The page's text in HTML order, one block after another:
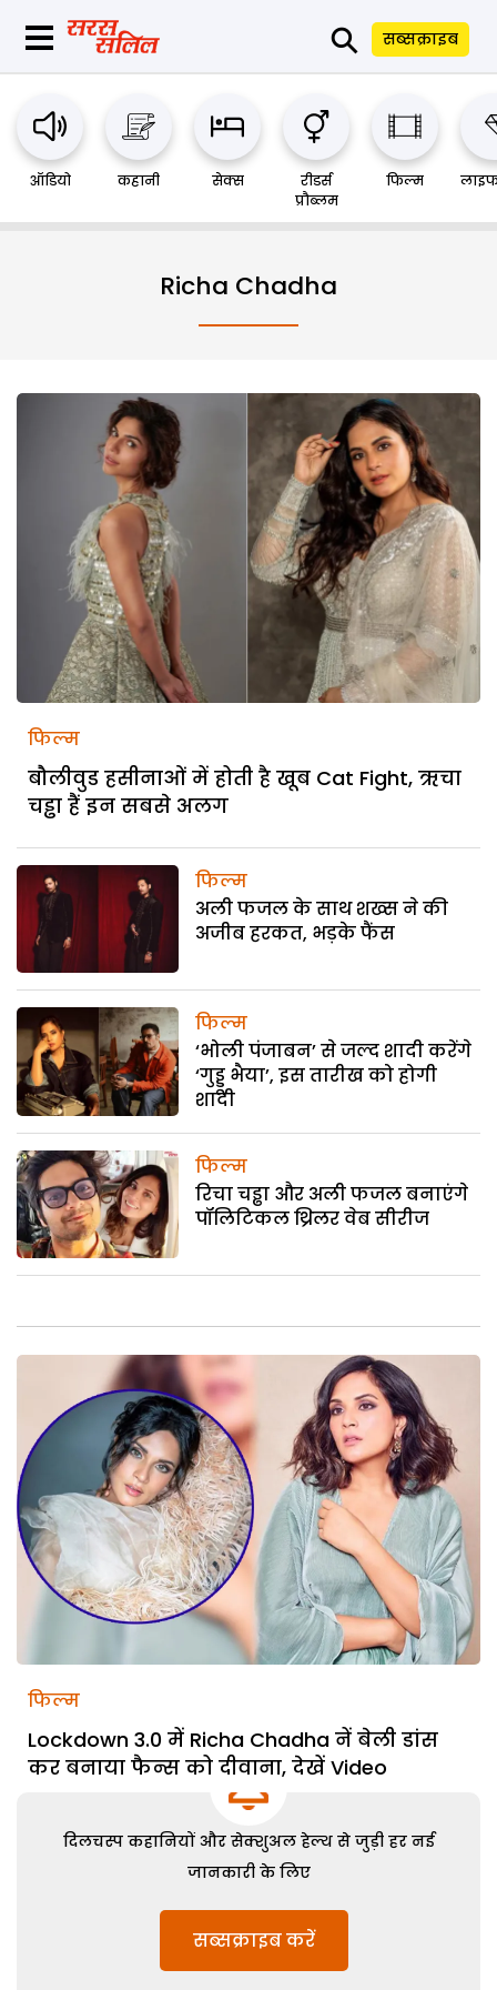
⚲ सब्सक्राइब
ऑडियो कहानी सेक्स
रीडर्स
प्रौब्लम
फिल्म
Richa Chadha
फिल्म
बौलीवुड हसीनाओं में होती है खूब Cat Fight, ऋचा
चड्ढा हैं इन सबसे अलग
फिल्म
अली फजल के साथ शख्स ने की
अजीब हरकत, भड़के फैंस
फिल्म
‘भोली पंजाबन’ से जल्द शादी करेंगे
‘गुड्डू भैया’, इस तारीख को होगी
शादी
फिल्म
रिचा चड्ढा और अली फजल बनाएंगे
पॉलिटिकल थ्रिलर वेब सीरीज
फिल्म
Lockdown 3.0 में Richa Chadha नें बेली डांस
कर बनाया फैन्स को दीवाना, देखें Video
दिलचस्प कहानियों और सेक्शुअल हेल्थ से जुड़ी हर नई
जानकारी के लिए
सब्सक्राइब करें